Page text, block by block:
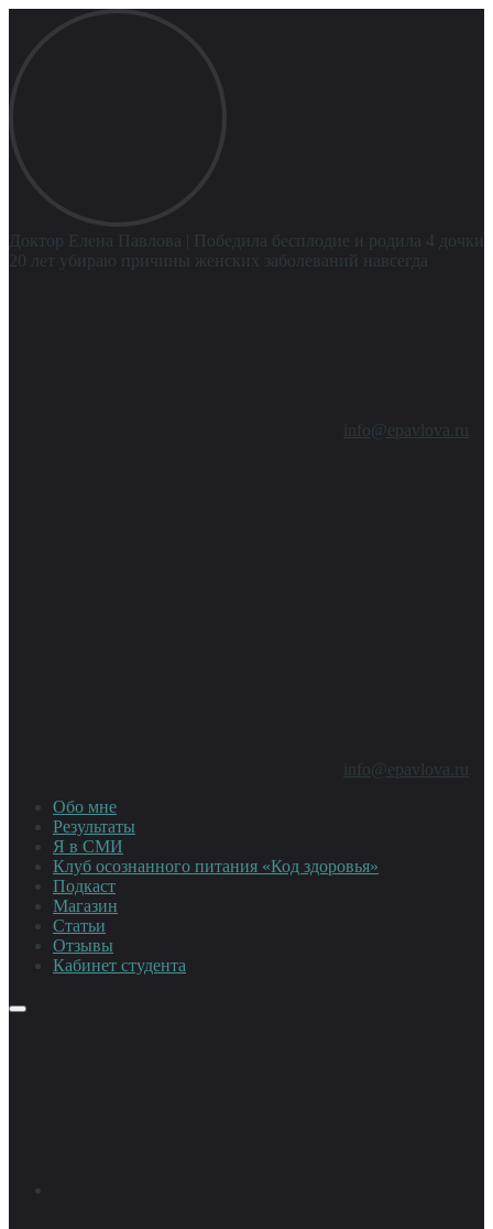
Доктор Елена Павлова
| Победила бесплодие и родила 4 дочки
20 лет убираю причины женских заболеваний навсегда
info@epavlova.ru
info@epavlova.ru
Обо мне
Результаты
Я в СМИ
Клуб осознанного питания «Код здоровья»
Подкаст
Магазин
Статьи
Отзывы
Кабинет студента